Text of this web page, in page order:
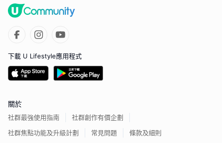
下載 U Lifestyle應用程式
關於
社群最強使用指南
社群創作有價企劃
社群焦點功能及升級計劃
常見問題 條款及細則